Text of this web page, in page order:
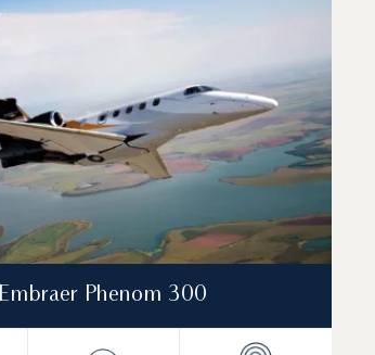
Embraer Phenom 300